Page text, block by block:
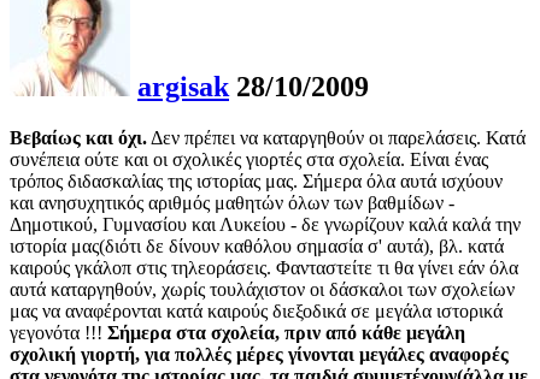
argisak 28/10/2009
Βεβαίως και όχι. Δεν πρέπει να καταργηθούν οι παρελάσεις. Κατά
συνέπεια ούτε και οι σχολικές γιορτές στα σχολεία. Είναι ένας
τρόπος διδασκαλίας της ιστορίας μας. Σήμερα όλα αυτά ισχύουν
και ανησυχητικός αριθμός μαθητών όλων των βαθμίδων -
Δημοτικού, Γυμνασίου και Λυκείου - δε γνωρίζουν καλά καλά την
ιστορία μας(διότι δε δίνουν καθόλου σημασία σ' αυτά), βλ. κατά
καιρούς γκάλοπ στις τηλεοράσεις. Φανταστείτε τι θα γίνει εάν όλα
αυτά καταργηθούν, χωρίς τουλάχιστον οι δάσκαλοι των σχολείων
μας να αναφέρονται κατά καιρούς διεξοδικά σε μεγάλα ιστορικά
γεγονότα !!! Σήμερα στα σχολεία, πριν από κάθε μεγάλη
σχολική γιορτή, για πολλές μέρες γίνονται μεγάλες αναφορές